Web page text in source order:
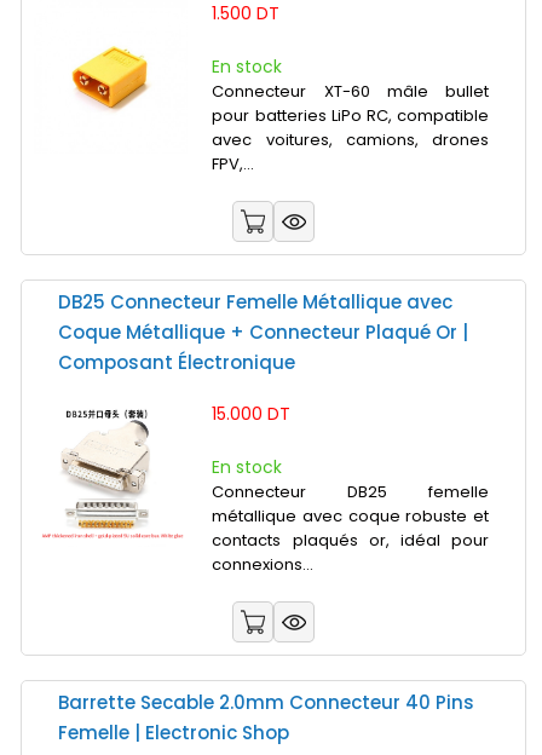
1.500 DT
En stock
Connecteur XT-60 mâle bullet
pour batteries LiPo RC, compatible
avec voitures, camions, drones
FPV,...
DB25 Connecteur Femelle Métallique avec
Coque Métallique + Connecteur Plaqué Or |
Composant Électronique
15.000 DT
En stock
Connecteur DB25 femelle
métallique avec coque robuste et
contacts plaqués or, idéal pour
connexions...
Barrette Secable 2.0mm Connecteur 40 Pins
Femelle | Electronic Shop